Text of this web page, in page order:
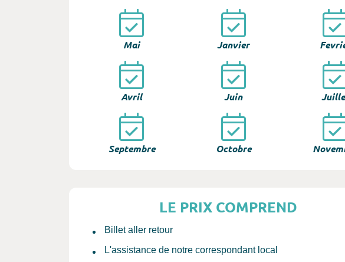
Mai Janvier
Avril Juin
Septembre Octobre
LE PRIX COMPREND
Billet aller retour
L'assistance de notre correspondant local